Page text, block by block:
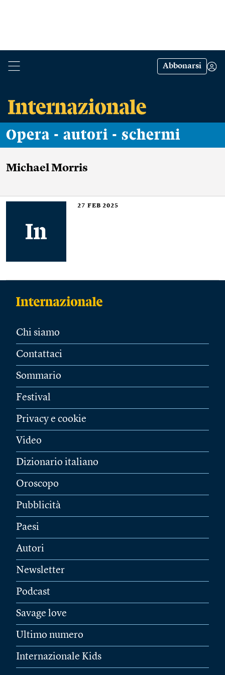
Abbonarsi
Opera - autori - schermi
Michael Morris
27 FEB 2025
Chi siamo
Contattaci
Sommario
Festival
Privacy e cookie
Video
Dizionario italiano
Oroscopo
Pubblicità
Paesi
Autori
Newsletter
Podcast
Savage love
Ultimo numero
Internazionale Kids